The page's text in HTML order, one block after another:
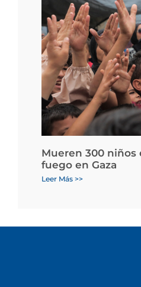
Mueren 300 niños
fuego en Gaza
Leer Más >>